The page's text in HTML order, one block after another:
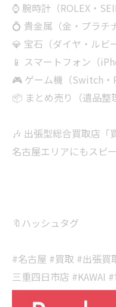
⌚ 腕時計（ROLEX・
💍 貴金属（金・プラチ
💎 宝石（ダイヤ・ルビ
📱 スマートフォン（
🎮 ゲーム機（Switch・
📦 まとめ売り（遺品整
🎶 出張型総合買取店「
名古屋エリアにもスピ
🔖ハッシュタグ
#名古屋 #買取 #出張買
三重四日市店 #KAWAI
#楽器買取 #名古屋買